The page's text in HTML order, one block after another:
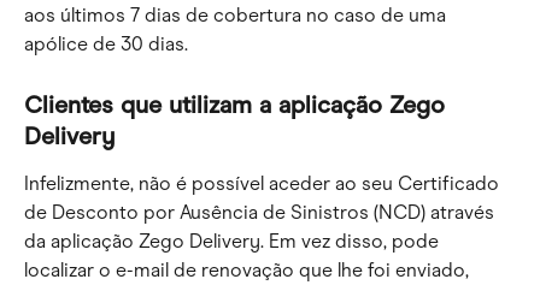
aos últimos 7 dias de cobertura no caso de uma
apólice de 30 dias.
Clientes que utilizam a aplicação Zego
Delivery
Infelizmente, não é possível aceder ao seu Certificado
de Desconto por Ausência de Sinistros (NCD) através
da aplicação Zego Delivery. Em vez disso, pode
localizar o e-mail de renovação que lhe foi enviado,